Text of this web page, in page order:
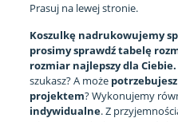
Prasuj na lewej stronie.
Koszulkę nadrukowujemy
prosimy sprawdź tabelę
rozmiar najlepszy dla Ciebie.
szukasz? A może
projektem? Wykonujemy
indywidualne. Z